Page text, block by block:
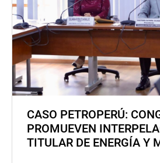
CASO PETROPERÚ:
PROMUEVEN
TITULAR DE ENERGÍA Y